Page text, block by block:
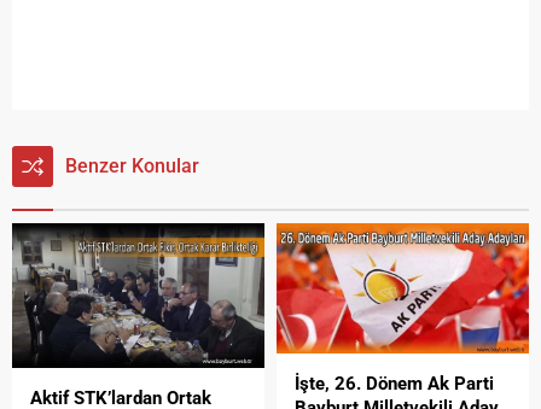
Benzer Konular
Aktif STK’lardan Ortak
İşte, 26. Dönem Ak Parti